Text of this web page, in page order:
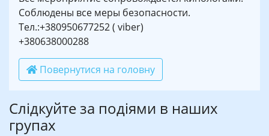
Соблюдены все меры безопасности.
Тел.:+380950677252 ( viber)
+380638000288
Повернутися на головну
Слідкуйте за подіями в наших
групах